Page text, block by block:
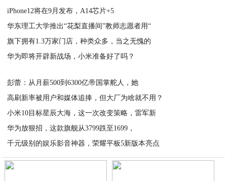
iPhone12将在9月发布，A14芯片+5
华东理工大学推出“花梨直播间”教师志愿者用“
旗下拥有1.3万家门店，种类众多，当之无愧的
华为即将开辟新战场，小米准备好了吗？
彭蕾：从月薪500到6300亿帝国掌舵人，她
高刷新率被用户和媒体追捧，但大厂为啥就不用？
小米10目标星辰大海，这一次改变策略，雷军新
华为放狠招，这款旗舰从3799跌至1699，
千元级别的娱乐影音神器，荣耀平板5新版本亮点
2020-04-02